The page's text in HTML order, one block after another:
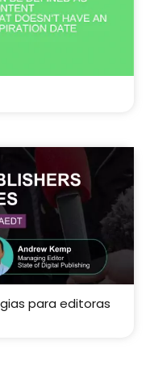
para editoras